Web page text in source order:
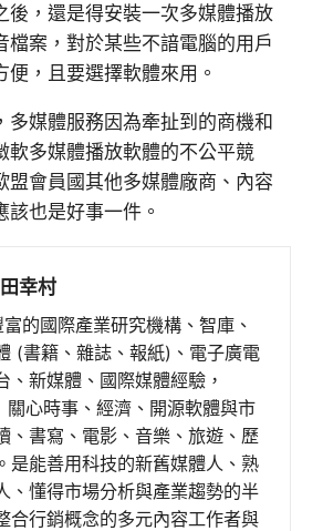
後，還是得安裝一次多媒體播放
檔案，對於某些不諳電腦的用戶
便，且要選擇軟體來用。
多媒體服務因為牽扯到的商機和
軟多媒體播放軟體的不公平競
盟會員國其他多媒體廠商、內容
也是好事一件。
幸村
的國際產業研究機構、智庫、
(書籍、雜誌、報紙)、電子廣電
、新媒體、國際媒體經驗，
關心時事、經濟、開源軟體與市
、書寫、電影、音樂、旅遊、歷
是能善用科技的新舊媒體人、熟
、懂得市場分析與產業趨勢的半
合行銷概念的多元內容工作者與